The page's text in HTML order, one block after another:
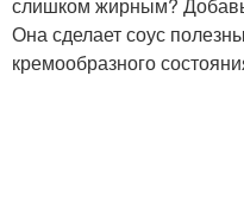
Она сделает соус
кремообразного